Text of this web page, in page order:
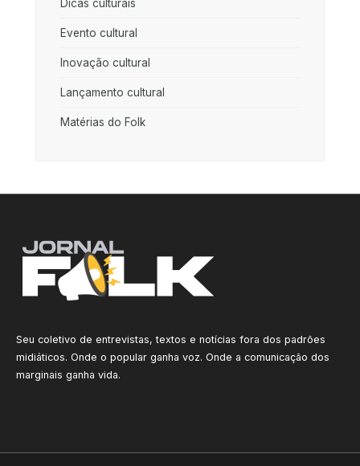
Dicas culturais
Evento cultural
Inovação cultural
Lançamento cultural
Matérias do Folk
Seu coletivo de entrevistas, textos e notícias fora dos padrões
midiáticos. Onde o popular ganha voz. Onde a comunicação dos
marginais ganha vida.